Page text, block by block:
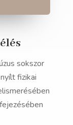
sokszor
fizikai